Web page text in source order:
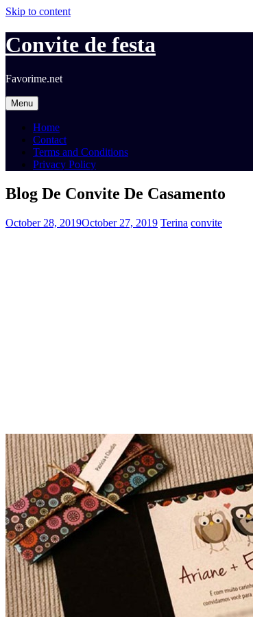
Skip to content
Convite de festa
Favorime.net
Menu
Home
Contact
Terms and Conditions
Privacy Policy
Blog De Convite De Casamento
October 28, 2019October 27, 2019 Terina convite